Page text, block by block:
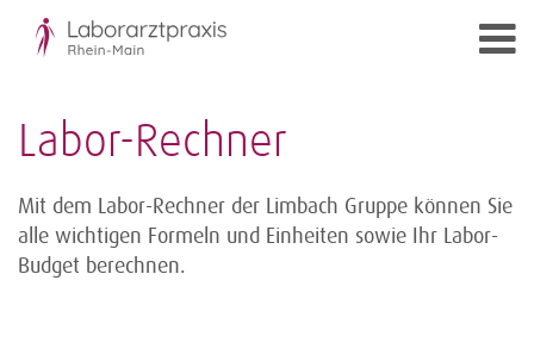
Labor-Rechner
Mit dem Labor-Rechner der Limbach Gruppe können Sie
alle wichtigen Formeln und Einheiten sowie Ihr Labor-
Budget berechnen.